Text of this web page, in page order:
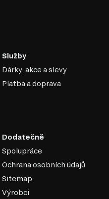
Služby
Dárky, akce a slevy
Platba a doprava
Dodatečně
Spolupráce
Ochrana osobních údajů
Sitemap
Výrobci